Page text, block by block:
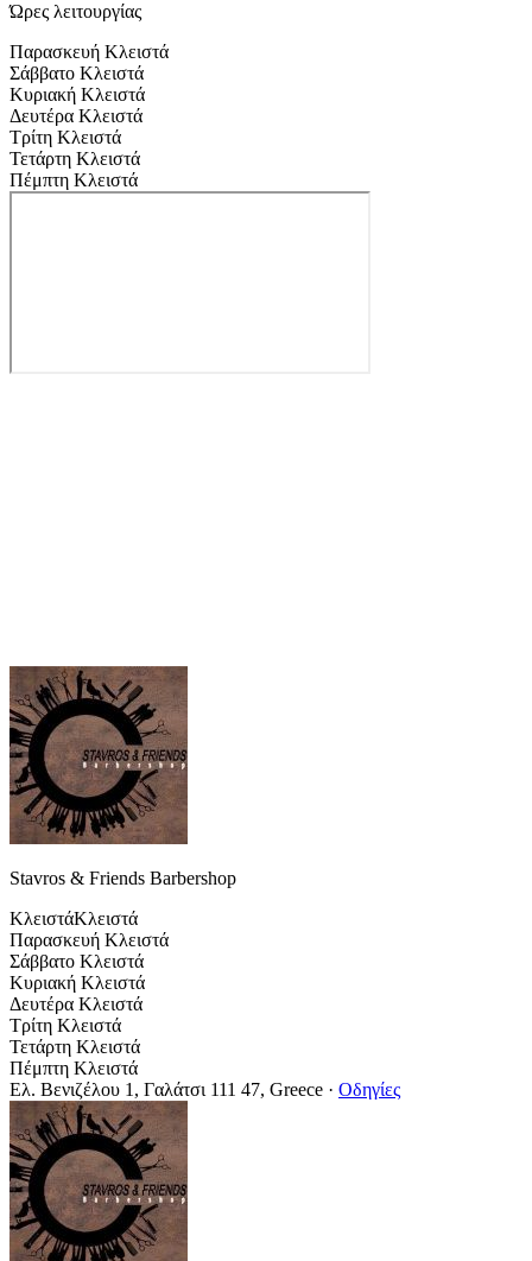
Ώρες λειτουργίας
Παρασκευή Κλειστά
Σάββατο Κλειστά
Κυριακή Κλειστά
Δευτέρα Κλειστά
Τρίτη Κλειστά
Τετάρτη Κλειστά
Πέμπτη Κλειστά
Stavros & Friends Barbershop
ΚλειστάΚλειστά
Παρασκευή Κλειστά
Σάββατο Κλειστά
Κυριακή Κλειστά
Δευτέρα Κλειστά
Τρίτη Κλειστά
Τετάρτη Κλειστά
Πέμπτη Κλειστά
Ελ. Βενιζέλου 1, Γαλάτσι 111 47, Greece · Οδηγίες